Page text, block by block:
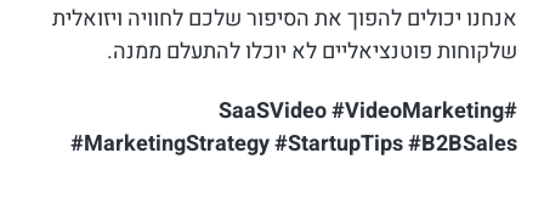
אנחנו יכולים להפוך את הסיפור שלכם לחוויה ויזואלית
שלקוחות פוטנציאליים לא יוכלו להתעלם ממנה.
#SaaSVideo #VideoMarketing
#MarketingStrategy #StartupTips #B2BSales